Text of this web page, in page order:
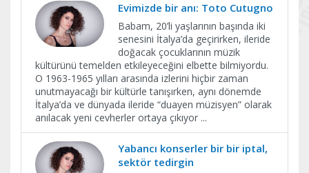
Evimizde bir anı: Toto Cutugno
Babam, 20’li yaşlarının başında iki
senesini İtalya’da geçirirken, ileride
doğacak çocuklarının müzik
kültürünü temelden etkileyeceğini elbette bilmiyordu.
O 1963-1965 yılları arasında izlerini hiçbir zaman
unutmayacağı bir kültürle tanışırken, aynı dönemde
İtalya’da ve dünyada ileride “duayen müzisyen” olarak
anılacak yeni cevherler ortaya çıkıyor ...
Yabancı konserler bir bir iptal,
sektör tedirgin